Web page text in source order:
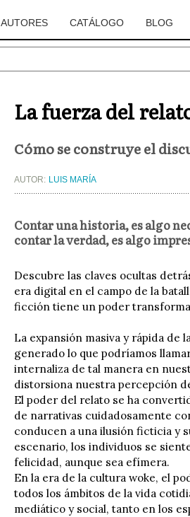
AUTORES CATÁLOGO BLOG
La fuerza del
Cómo se construye el
AUTOR: LUIS MARÍA
Contar una historia, es algo
contar la verdad, es algo
Descubre las claves ocultas
era digital en el campo de la
ficción tiene un poder
La expansión masiva y rápida
generado lo que podríamos
internaliza de tal manera en
distorsiona nuestra percepción
El poder del relato se ha
de narrativas cuidadosamente
conducen a una ilusión ficticia y
escenario, los individuos se
felicidad, aunque sea efímera.
En la era de la cultura woke, el
todos los ámbitos de la vida
mediático y social, tanto en los